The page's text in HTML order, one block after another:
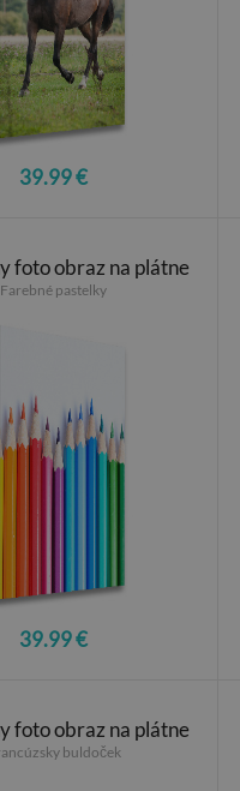
39.99 €
foto obraz na plátne
Farebné pastelky
39.99 €
foto obraz na plátne
buldoček